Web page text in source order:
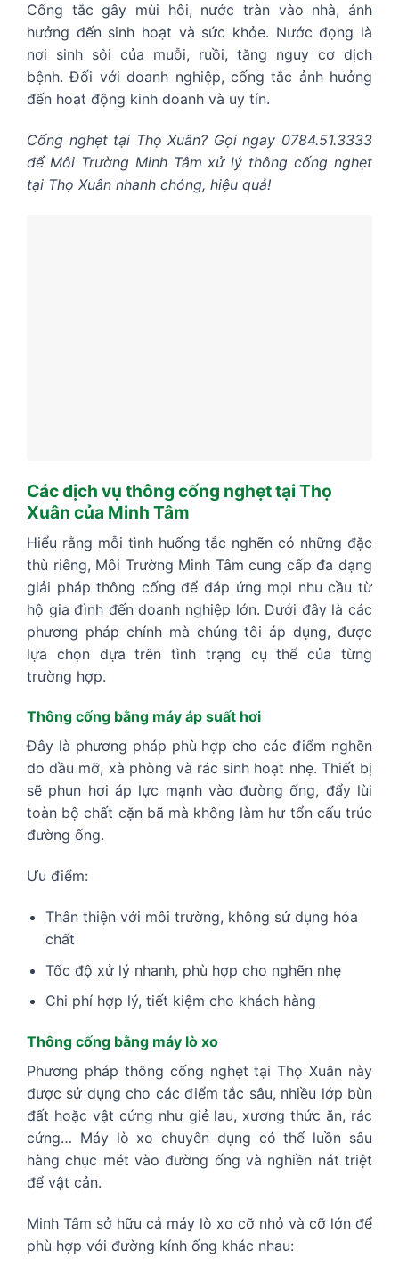
Cống tắc gây mùi hôi, nước tràn vào nhà, ảnh
hưởng đến sinh hoạt và sức khỏe. Nước đọng là
nơi sinh sôi của muỗi, ruồi, tăng nguy cơ dịch
bệnh. Đối với doanh nghiệp, cống tắc ảnh hưởng
đến hoạt động kinh doanh và uy tín.
Cống nghẹt tại Thọ Xuân? Gọi ngay 0784.51.3333
để Môi Trường Minh Tâm xử lý thông cống nghẹt
tại Thọ Xuân nhanh chóng, hiệu quả!
Các dịch vụ thông cống nghẹt tại Thọ
Xuân của Minh Tâm
Hiểu rằng mỗi tình huống tắc nghẽn có những đặc
thù riêng, Môi Trường Minh Tâm cung cấp đa dạng
giải pháp thông cống để đáp ứng mọi nhu cầu từ
hộ gia đình đến doanh nghiệp lớn. Dưới đây là các
phương pháp chính mà chúng tôi áp dụng, được
lựa chọn dựa trên tình trạng cụ thể của từng
trường hợp.
Thông cống bằng máy áp suất hơi
Đây là phương pháp phù hợp cho các điểm nghẽn
do dầu mỡ, xà phòng và rác sinh hoạt nhẹ. Thiết bị
sẽ phun hơi áp lực mạnh vào đường ống, đẩy lùi
toàn bộ chất cặn bã mà không làm hư tổn cấu trúc
đường ống.
Ưu điểm:
Thân thiện với môi trường, không sử dụng hóa
chất
Tốc độ xử lý nhanh, phù hợp cho nghẽn nhẹ
Chi phí hợp lý, tiết kiệm cho khách hàng
Thông cống bằng máy lò xo
Phương pháp thông cống nghẹt tại Thọ Xuân này
được sử dụng cho các điểm tắc sâu, nhiều lớp bùn
đất hoặc vật cứng như giẻ lau, xương thức ăn, rác
cứng… Máy lò xo chuyên dụng có thể luồn sâu
hàng chục mét vào đường ống và nghiền nát triệt
để vật cản.
Minh Tâm sở hữu cả máy lò xo cỡ nhỏ và cỡ lớn để
phù hợp với đường kính ống khác nhau: